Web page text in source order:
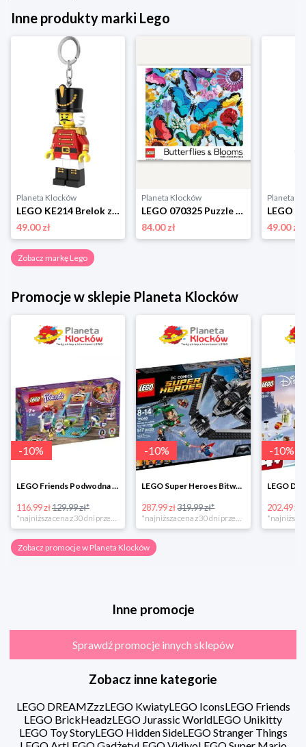
Inne produkty marki Lego
Planeta Klocków
LEGO KE214 Brelok z latarką Dziadek do orzechów Lego
49.00 zł
Planeta Klocków
LEGO 070325 Puzzle Butterflies & Blooms (1000 elementów) Lego
84.00 zł
Planeta
49.00 zł
Zobacz markę Lego
Promocje w sklepie Planeta Klocków
-10%
LEGO Friends Podwodna Frajda w super cenie
116.99 zł129.99 zł*
*najniższa cena z 30 dni przed obniżką
-10%
LEGO Super Heroes Bitwa powietrzna w super cenie
287.99 zł319.99 zł*
*najniższa cena z 30 dni przed obniżką
-10%
202.49 zł
Zobacz promocje w Planeta Klocków
Inne promocje
Sprawdź promocje innych sklepów
Zobacz inne kategorie
LEGO DREAMZzzLEGO KwiatyLEGO IconsLEGO Friends
LEGO BrickHeadzLEGO Jurassic WorldLEGO Unikitty
LEGO Toy StoryLEGO Hidden SideLEGO Stranger Things